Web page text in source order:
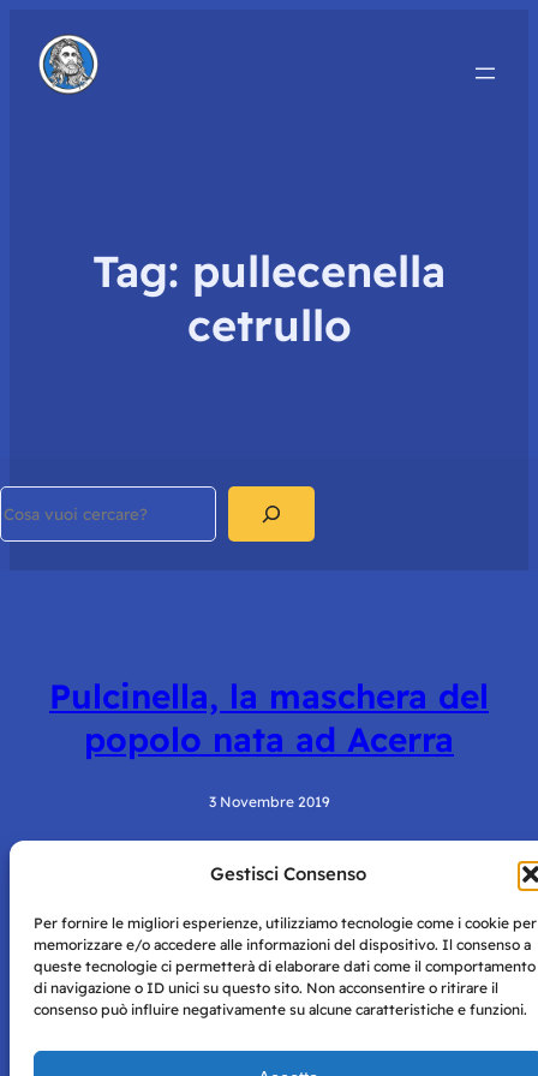
Gestisci Consenso
Per fornire le migliori esperienze, utilizziamo tecnologie come i cookie per
memorizzare e/o accedere alle informazioni del dispositivo. Il consenso a
queste tecnologie ci permetterà di elaborare dati come il comportamento
di navigazione o ID unici su questo sito. Non acconsentire o ritirare il
consenso può influire negativamente su alcune caratteristiche e funzioni.
Tag: pullecenella
cetrullo
Pulcinella, la maschera del
popolo nata ad Acerra
3 Novembre 2019
Napoli con autorizzazione numero 38 del 25/9/2019.
Tutte le immagini e i contenuti su questo sito sono forniti